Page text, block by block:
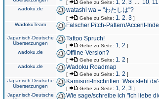
[ Gehe zu Seite: 1 2 3 10 11
wadoku.de watashi wa = "わたしは"?
[ Gehe zu Seite: 1 2 3 ]
WadokuTeam Falscher Pitch-Pattern/Accent-
Japanisch-Deutsche
Übersetzungen
Tattoo Spruch!
[ Gehe zu Seite: 1 2 ]
wadoku.de Offline-Version?
[ Gehe zu Seite: 1 2 ]
wadoku.de Wadoku Roadmap
[ Gehe zu Seite: 1 2 ]
Japanisch-Deutsche
Übersetzungen
Kamisori-Inschriften: Was steht
[ Gehe zu Seite: 1 2 3 ]
Japanisch-Deutsche
Wie sage/schreibe ich "Ich liebe